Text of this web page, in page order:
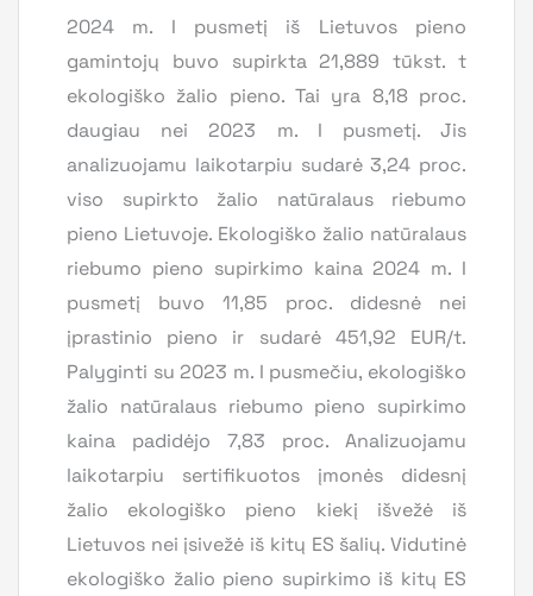
2024 m. I pusmetį iš Lietuvos pieno
gamintojų buvo supirkta 21,889 tūkst. t
ekologiško žalio pieno. Tai yra 8,18 proc.
daugiau nei 2023 m. I pusmetį. Jis
analizuojamu laikotarpiu sudarė 3,24 proc.
viso supirkto žalio natūralaus riebumo
pieno Lietuvoje. Ekologiško žalio natūralaus
riebumo pieno supirkimo kaina 2024 m. I
pusmetį buvo 11,85 proc. didesnė nei
įprastinio pieno ir sudarė 451,92 EUR/t.
Palyginti su 2023 m. I pusmečiu, ekologiško
žalio natūralaus riebumo pieno supirkimo
kaina padidėjo 7,83 proc. Analizuojamu
laikotarpiu sertifikuotos įmonės didesnį
žalio ekologiško pieno kiekį išvežė iš
Lietuvos nei įsivežė iš kitų ES šalių. Vidutinė
ekologiško žalio pieno supirkimo iš kitų ES